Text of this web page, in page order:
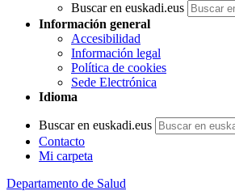
Buscar en euskadi.eus
Información general
Accesibilidad
Información legal
Política de cookies
Sede Electrónica
Idioma
Buscar en euskadi.eus
Contacto
Mi carpeta
Departamento de Salud